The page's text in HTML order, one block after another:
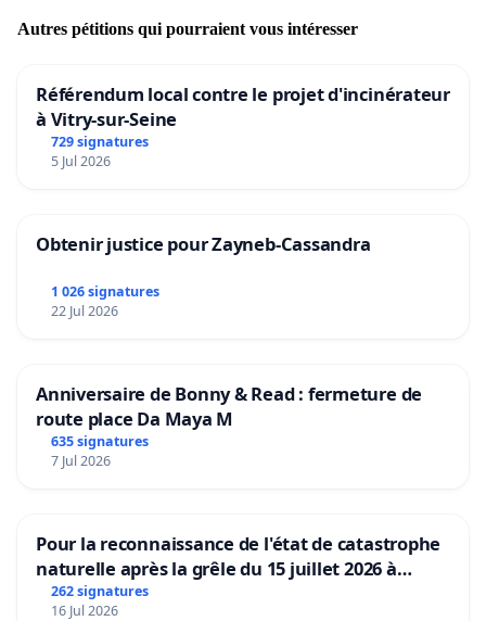
Autres pétitions qui pourraient vous intéresser
Référendum local contre le projet d'incinérateur
à Vitry-sur-Seine
729 signatures
5 Jul 2026
Obtenir justice pour Zayneb-Cassandra
1 026 signatures
22 Jul 2026
Anniversaire de Bonny & Read : fermeture de
route place Da Maya M
635 signatures
7 Jul 2026
Pour la reconnaissance de l'état de catastrophe
naturelle après la grêle du 15 juillet 2026 à
Aubenas et ses alentours
262 signatures
16 Jul 2026